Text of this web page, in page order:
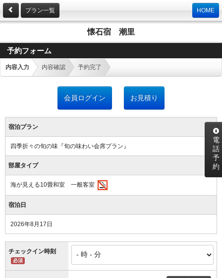
プラン一覧 HOME
懐石宿 潮里
予約フォーム
内容入力 内容確認 予約完了
会員ログイン お見積り
電
話
予
約
宿泊プラン
四季折々の旬の味『旬の味わい会席プラン』
部屋タイプ
海が見える10畳和室 一般客室
宿泊日
2026年8月17日
チェックイン時刻
必須